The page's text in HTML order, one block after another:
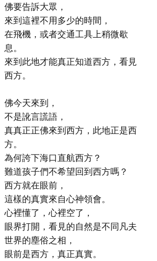
佛要告訴大眾，
來到這裡不用多少的時間，
在飛機，或者交通工具上稍微歇
息。
來到此地才能真正知道西方，看見
西方。
佛今天來到，
不是訛言謊語，
真真正正佛來到西方，此地正是西
方。
為何誇下海口直航西方？
難道孩子們不希望回到西方嗎？
西方就在眼前，
這樣的真實來自心神領會。
心裡懂了，心裡空了，
眼界打開，看見的自然是不同凡夫
世界的塵俗之相，
眼前是西方，真正真實。